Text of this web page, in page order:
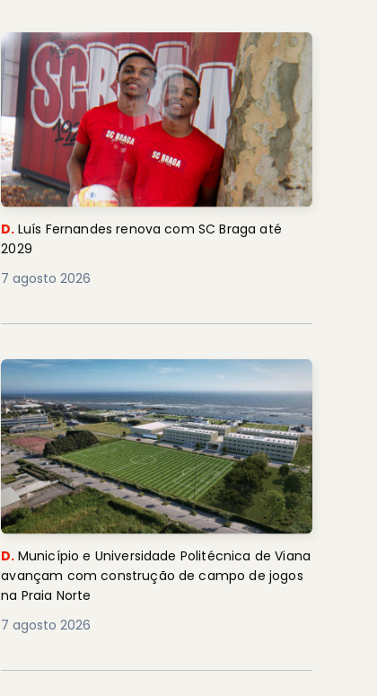
D. Luís Fernandes renova com SC Braga até
2029
7 agosto 2026
D. Município e Universidade Politécnica de Viana
avançam com construção de campo de jogos
na Praia Norte
7 agosto 2026